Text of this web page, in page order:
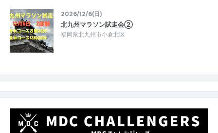
2026/12/6(日)
北九州マラソン試走会②
福岡県北九州市小倉北区